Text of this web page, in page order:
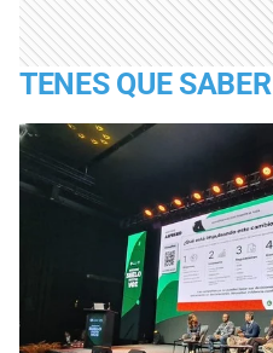
TENES QUE SABER